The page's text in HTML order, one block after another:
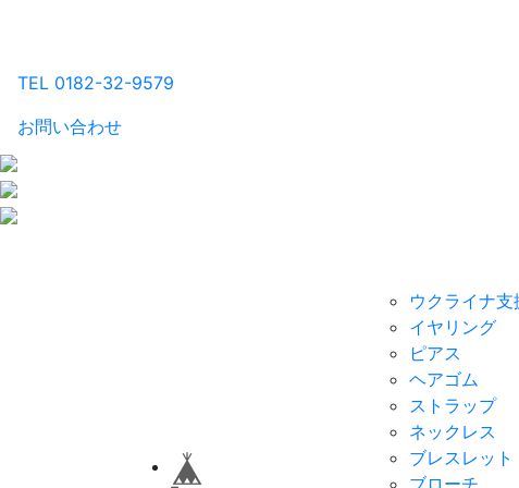
TEL 0182-32-9579
お問い合わせ
ウクライナ支
イヤリング
ピアス
ヘアゴム
ストラップ
ネックレス
ブレスレット
ブローチ